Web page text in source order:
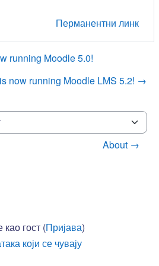
Перманентни линк
running Moodle 5.0!
now running Moodle LMS 5.2! →
About →
као гост (Пријава)
који се чувају